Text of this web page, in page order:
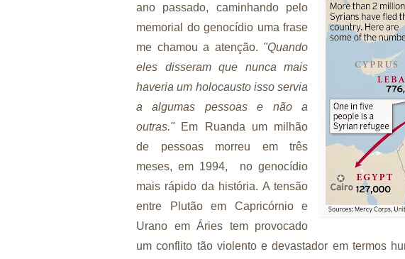
ano passado, caminhando pelo
memorial do genocídio uma frase
me chamou a atenção. "Quando
eles disseram que nunca mais
haveria um holocausto isso servia
a algumas pessoas e não a
outras."Em Ruanda um milhão
de pessoas morreu em três
meses, em 1994, no genocídio
mais rápido da história. A tensão
entre Plutão em Capricórnio e
Urano em Áries tem provocado
um conflito tão violento e devastador em termos